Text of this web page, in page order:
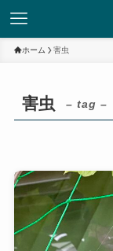
ホーム 害虫
害虫 – tag –